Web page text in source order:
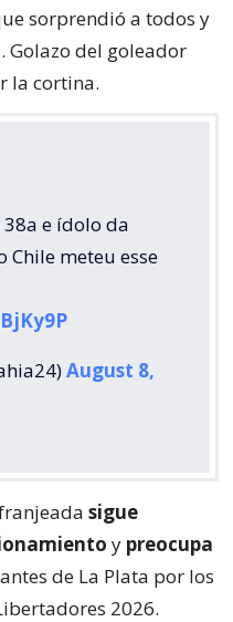
sorprendió a todos y
Golazo del goleador
la cortina.
38a e ídolo da
Chile meteu esse
August 8,
sigue
y preocupa
de La Plata por los
2026.